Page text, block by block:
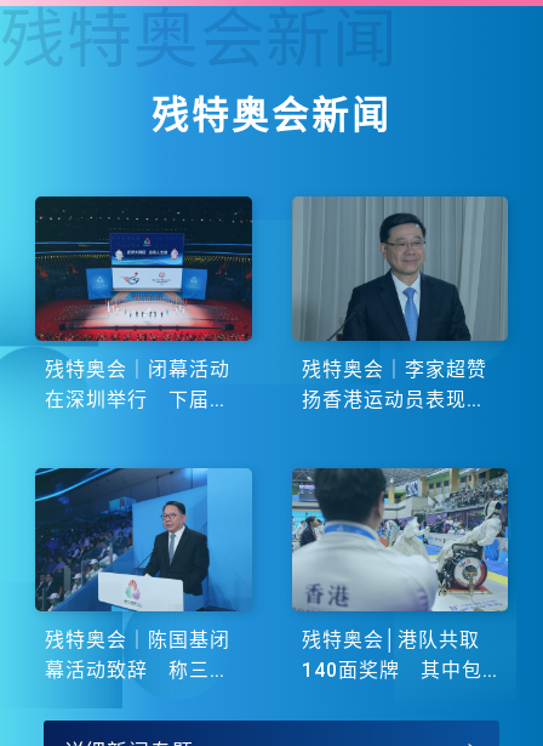
残特奥会新闻
残特奥会
残特奥会｜闭幕活动
在深圳举行 下届由
残特奥会｜李家超赞
扬香港运动员表现卓
残特奥会｜陈国基闭
幕活动致辞 称三地
残特奥会│港队共取
140面奖牌 其中包